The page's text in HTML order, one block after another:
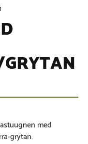
med
grytan.